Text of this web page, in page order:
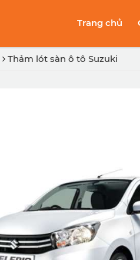
Trang chủ
Thảm lót sàn ô tô Suzuki